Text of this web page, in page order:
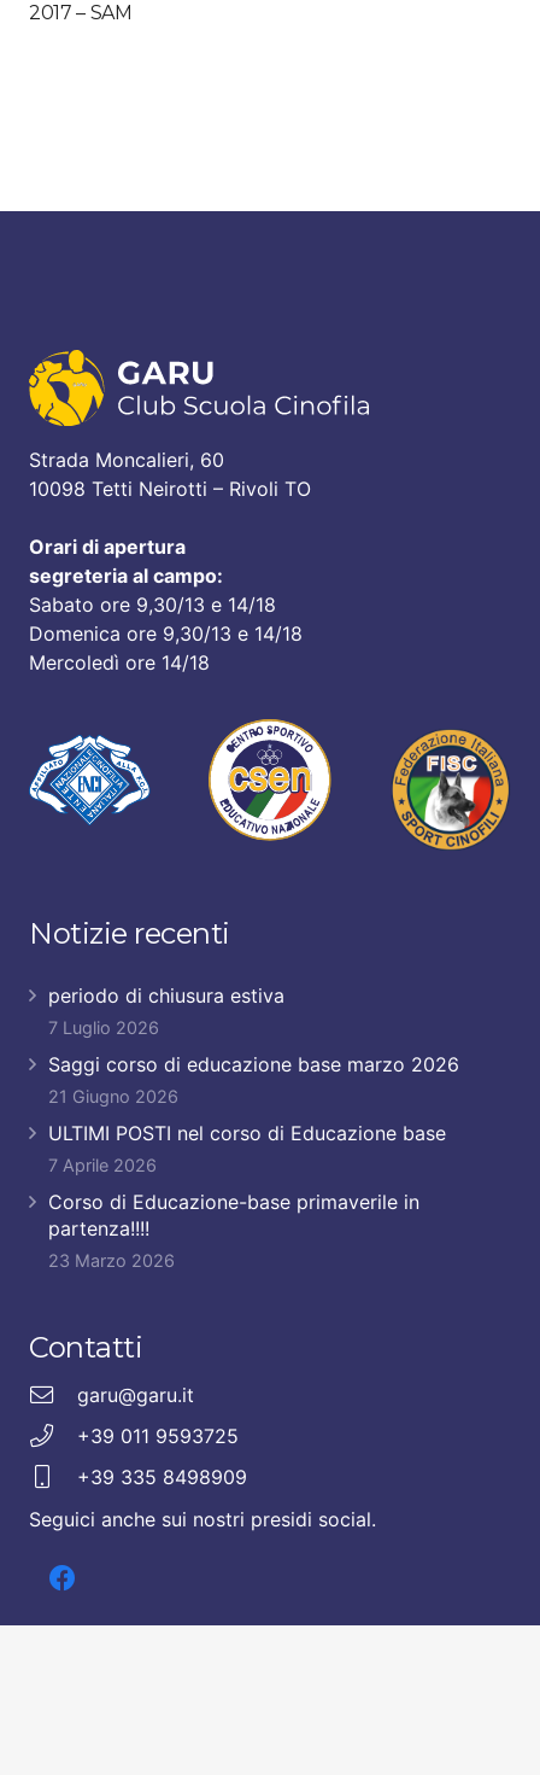
2017 – SAM
Strada Moncalieri, 60
10098 Tetti Neirotti – Rivoli TO
Orari di apertura
segreteria al campo:
Sabato ore 9,30/13 e 14/18
Domenica ore 9,30/13 e 14/18
Mercoledì ore 14/18
Notizie recenti
periodo di chiusura estiva
7 Luglio 2026
Saggi corso di educazione base marzo 2026
21 Giugno 2026
ULTIMI POSTI nel corso di Educazione base
7 Aprile 2026
Corso di Educazione-base primaverile in
partenza!!!!
23 Marzo 2026
Contatti
garu@garu.it
+39 011 9593725
+39 335 8498909
Seguici anche sui nostri presidi social.